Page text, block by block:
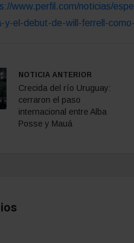
www.perfil.com/noticias/
y-el-debut-de-will-ferrell-
NOTICIA ANTERIOR
Crecida del río Uruguay:
cerraron el paso
internacional entre Alba
Posse y Mauá